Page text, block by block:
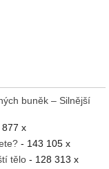
buněk – Silnější
x
- 143 105 x
tělo - 128 313 x